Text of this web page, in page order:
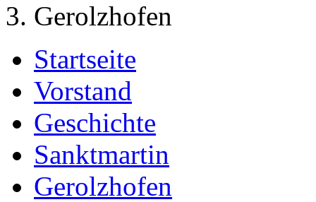
Gerolzhofen
Startseite
Vorstand
Geschichte
Sanktmartin
Gerolzhofen